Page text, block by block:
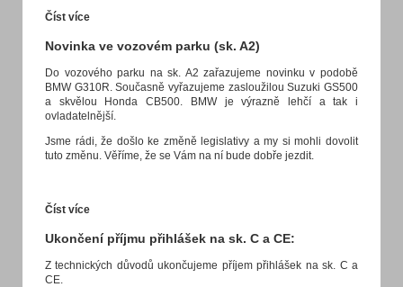
Číst více
Novinka ve vozovém parku (sk. A2)
Do vozového parku na sk. A2 zařazujeme novinku v podobě
BMW G310R. Současně vyřazujeme zasloužilou Suzuki GS500
a skvělou Honda CB500. BMW je výrazně lehčí a tak i
ovladatelnější.
Jsme rádi, že došlo ke změně legislativy a my si mohli dovolit
tuto změnu. Věříme, že se Vám na ní bude dobře jezdit.
Číst více
Ukončení příjmu přihlášek na sk. C a CE:
Z technických důvodů ukončujeme příjem přihlášek na sk. C a
CE.